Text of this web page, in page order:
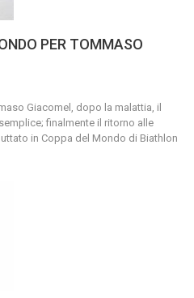
PER TOMMASO
Giacomel, dopo la malattia, il
finalmente il ritorno alle
in Coppa del Mondo di Biathlon